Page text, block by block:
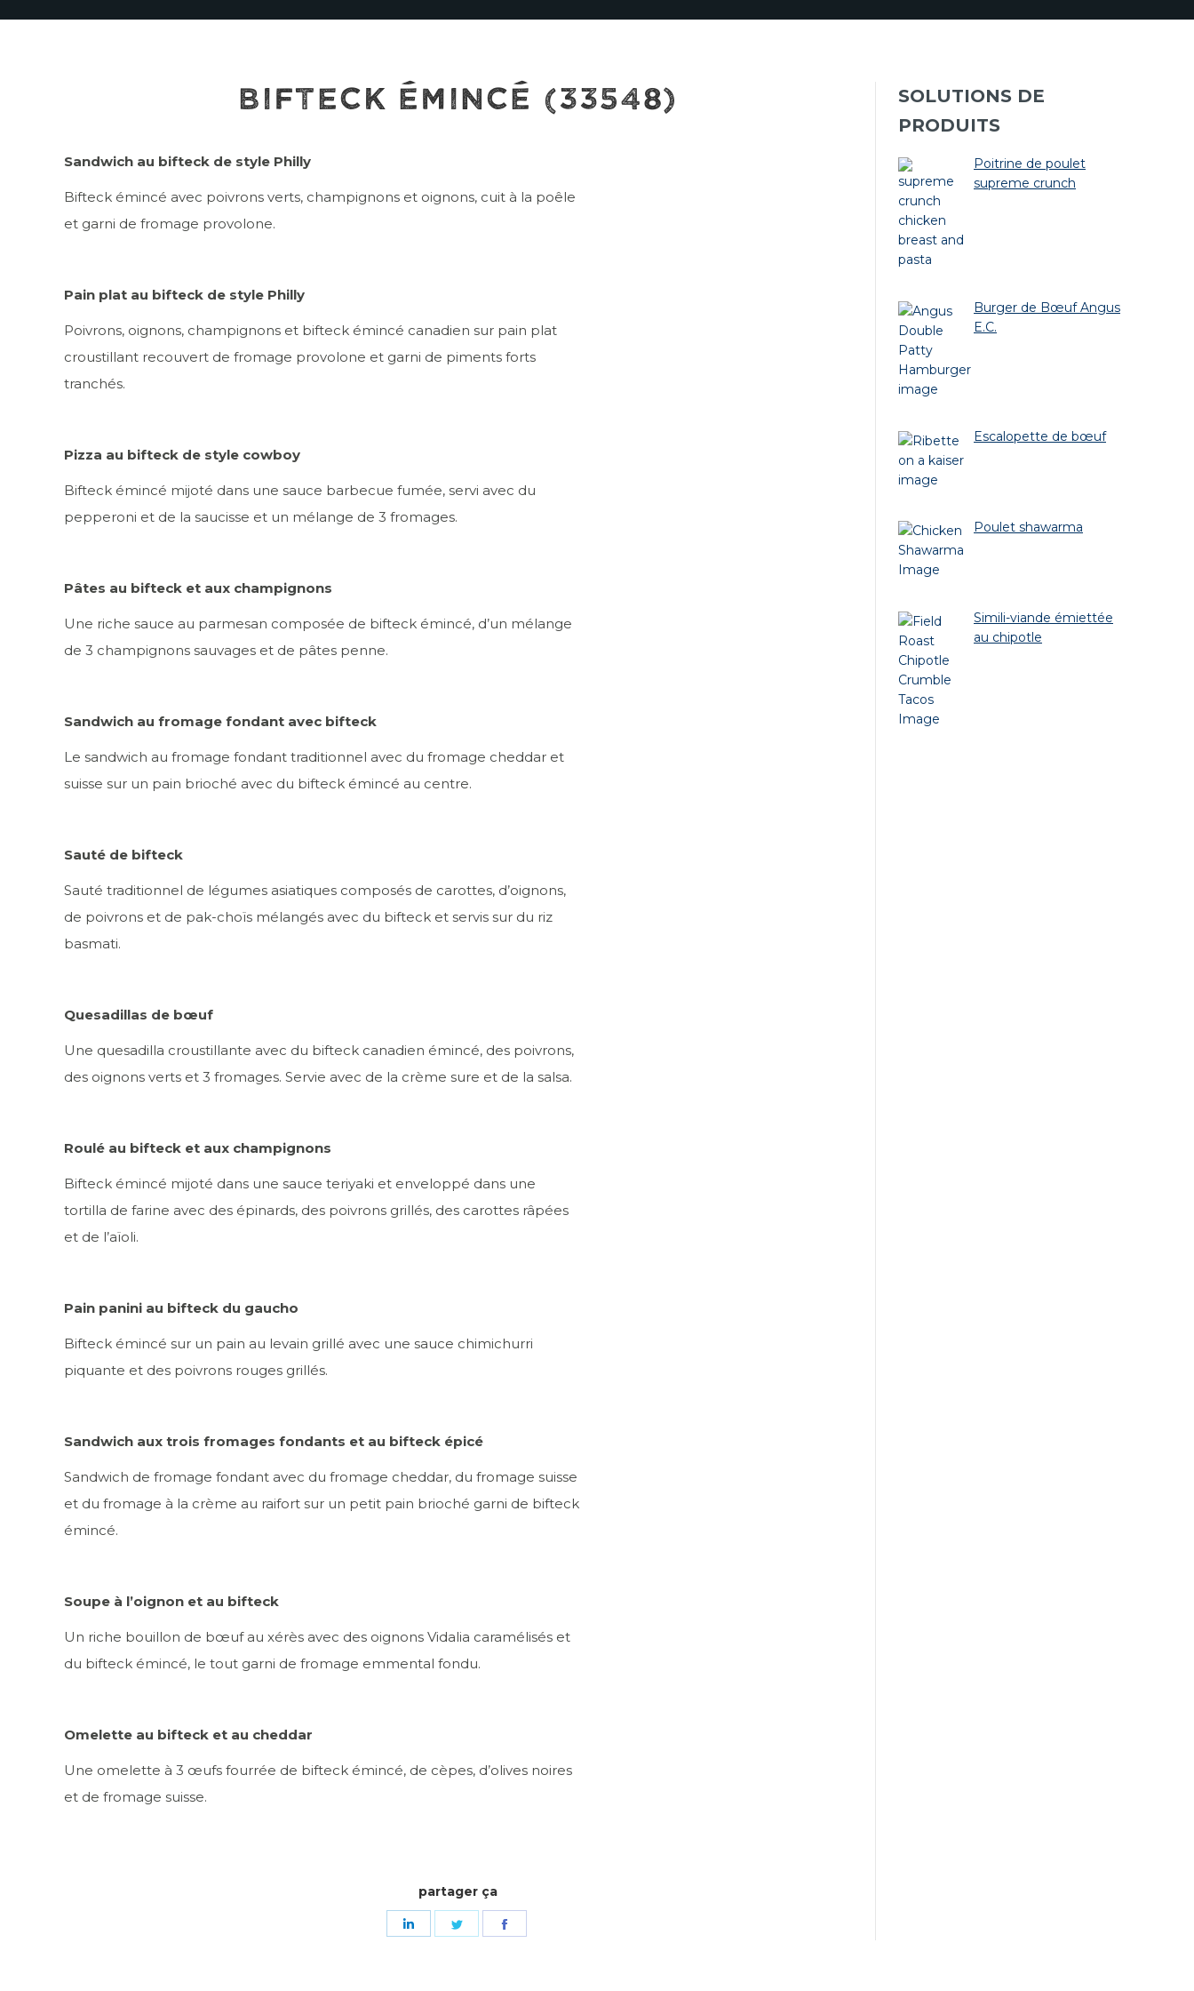
BIFTECK ÉMINCÉ (33548)
Sandwich au bifteck de style Philly
Bifteck émincé avec poivrons verts, champignons et oignons, cuit à la poêle
et garni de fromage provolone.
Pain plat au bifteck de style Philly
Poivrons, oignons, champignons et bifteck émincé canadien sur pain plat
croustillant recouvert de fromage provolone et garni de piments forts
tranchés.
Pizza au bifteck de style cowboy
Bifteck émincé mijoté dans une sauce barbecue fumée, servi avec du
pepperoni et de la saucisse et un mélange de 3 fromages.
Pâtes au bifteck et aux champignons
Une riche sauce au parmesan composée de bifteck émincé, d’un mélange
de 3 champignons sauvages et de pâtes penne.
Sandwich au fromage fondant avec bifteck
Le sandwich au fromage fondant traditionnel avec du fromage cheddar et
suisse sur un pain brioché avec du bifteck émincé au centre.
Sauté de bifteck
Sauté traditionnel de légumes asiatiques composés de carottes, d’oignons,
de poivrons et de pak-choïs mélangés avec du bifteck et servis sur du riz
basmati.
Quesadillas de bœuf
Une quesadilla croustillante avec du bifteck canadien émincé, des poivrons,
des oignons verts et 3 fromages. Servie avec de la crème sure et de la salsa.
Roulé au bifteck et aux champignons
Bifteck émincé mijoté dans une sauce teriyaki et enveloppé dans une
tortilla de farine avec des épinards, des poivrons grillés, des carottes râpées
et de l’aïoli.
Pain panini au bifteck du gaucho
Bifteck émincé sur un pain au levain grillé avec une sauce chimichurri
piquante et des poivrons rouges grillés.
Sandwich aux trois fromages fondants et au bifteck épicé
Sandwich de fromage fondant avec du fromage cheddar, du fromage suisse
et du fromage à la crème au raifort sur un petit pain brioché garni de bifteck
émincé.
Soupe à l’oignon et au bifteck
Un riche bouillon de bœuf au xérès avec des oignons Vidalia caramélisés et
du bifteck émincé, le tout garni de fromage emmental fondu.
Omelette au bifteck et au cheddar
Une omelette à 3 œufs fourrée de bifteck émincé, de cèpes, d’olives noires
et de fromage suisse.
partager ça
Share Share
SOLUTIONS DE
PRODUITS
Poitrine de poulet
supreme crunch
Burger de Bœuf Angus
E.C.
Escalopette de bœuf
Poulet shawarma
Simili-viande émiettée
au chipotle